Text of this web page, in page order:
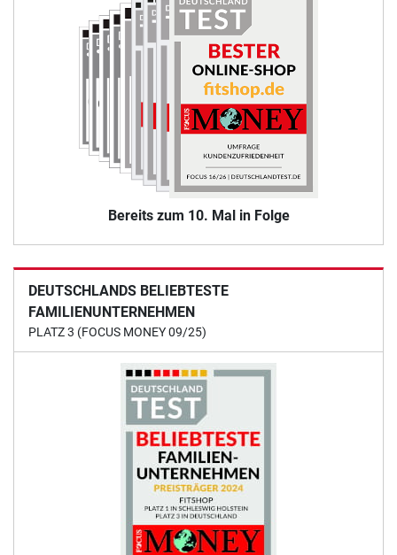
Bereits zum 10. Mal in Folge
DEUTSCHLANDS BELIEBTESTE
FAMILIENUNTERNEHMEN
PLATZ 3 (FOCUS MONEY 09/25)